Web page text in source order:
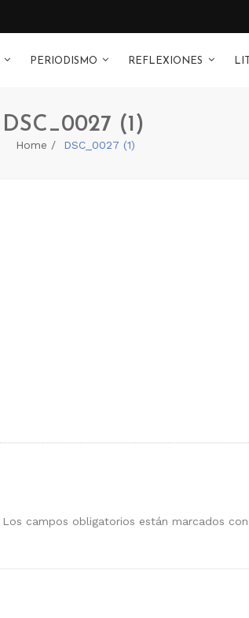
PERIODISMO REFLEXIONES
DSC_0027 (1)
Home DSC_0027 (1)
Los campos obligatorios están marcados